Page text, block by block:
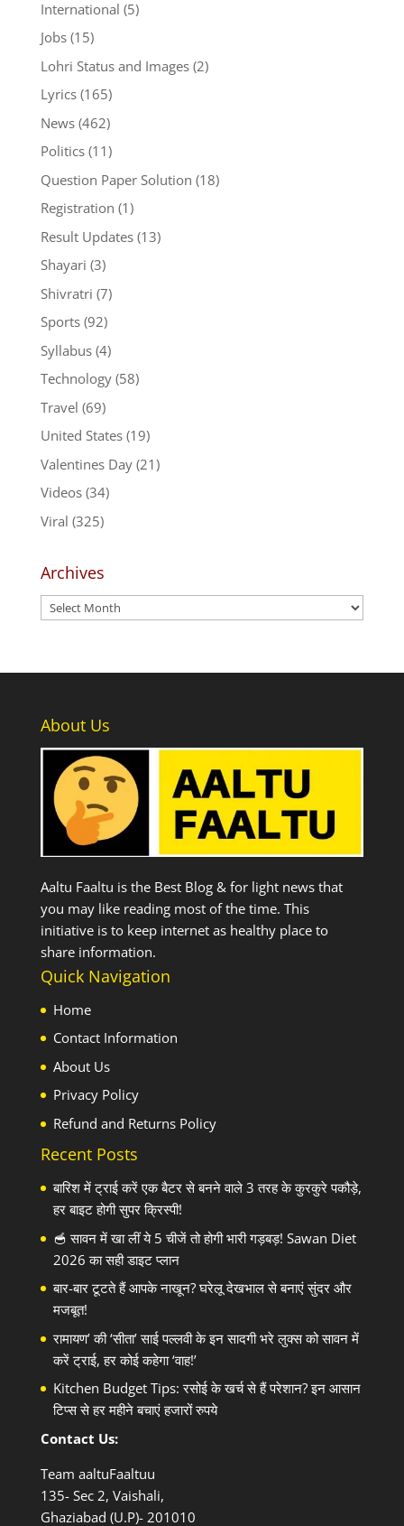
International (5)
Jobs(15)
Lohri Status and Images(2)
Lyrics(165)
News(462)
Politics(11)
Question Paper Solution (18)
Registration (1)
Result Updates(13)
Shayari (3)
Shivratri (7)
Sports(92)
Syllabus(4)
Technology(58)
Travel (69)
United States(19)
Valentines Day(21)
Videos(34)
Viral (325)
Archives
Archives
About Us
Aaltu Faaltu is the Best Blog & for light news that
you may like reading most of the time. This
initiative is to keep internet as healthy place to
share information.
Quick Navigation
Home
Contact Information
About Us
Privacy Policy
Refund and Returns Policy
Recent Posts
बारिश में ट्राई करें एक बैटर से बनने वाले 3 तरह के कुरकुरे पकौड़े,
हर बाइट होगी सुपर क्रिस्पी!
🥣 सावन में खा लीं ये 5 चीजें तो होगी भारी गड़बड़! Sawan Diet
2026 का सही डाइट प्लान
बार-बार टूटते हैं आपके नाखून? घरेलू देखभाल से बनाएं सुंदर और
मजबूत!
रामायण’ की ‘सीता’ साई पल्लवी के इन सादगी भरे लुक्स को सावन में
करें ट्राई, हर कोई कहेगा ‘वाह!’
Kitchen Budget Tips: रसोई के खर्च से हैं परेशान? इन आसान
टिप्स से हर महीने बचाएं हजारों रुपये
Contact Us:
Team aaltuFaaltuu
135- Sec 2, Vaishali,
Ghaziabad (U.P)- 201010